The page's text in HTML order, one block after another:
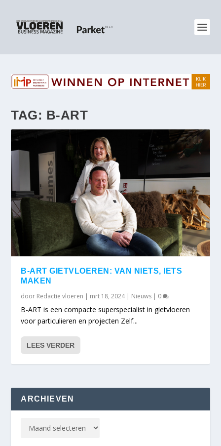
TAG: B-ART
B-ART GIETVLOEREN: VAN NIETS, IETS
MAKEN
door Redactie vloeren | mrt 18, 2024| Nieuws | 0
B-ART is een compacte superspecialist in gietvloeren
voor particulieren en projecten Zelf...
LEES VERDER
ARCHIEVEN